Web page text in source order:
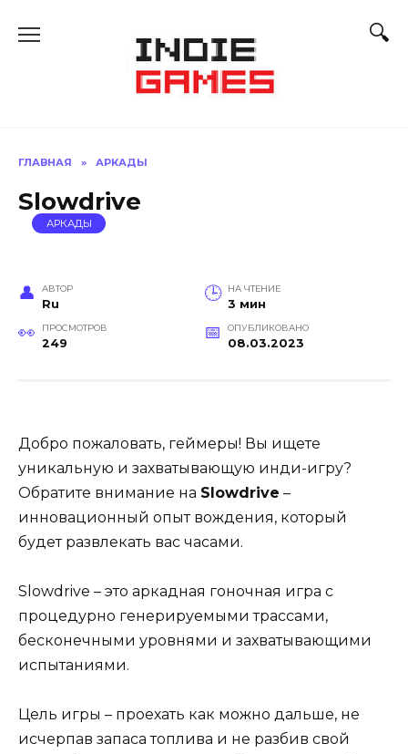
ГЛАВНАЯ » АРКАДЫ
Slowdrive
АРКАДЫ
АВТОР
Ru
НА ЧТЕНИЕ
3 мин
ПРОСМОТРОВ
249
ОПУБЛИКОВАНО
08.03.2023
Добро пожаловать, геймеры! Вы ищете
уникальную и захватывающую инди-игру?
Обратите внимание на Slowdrive –
инновационный опыт вождения, который
будет развлекать вас часами.
Slowdrive – это аркадная гоночная игра с
процедурно генерируемыми трассами,
бесконечными уровнями и захватывающими
испытаниями.
Цель игры – проехать как можно дальше, не
исчерпав запаса топлива и не разбив свой